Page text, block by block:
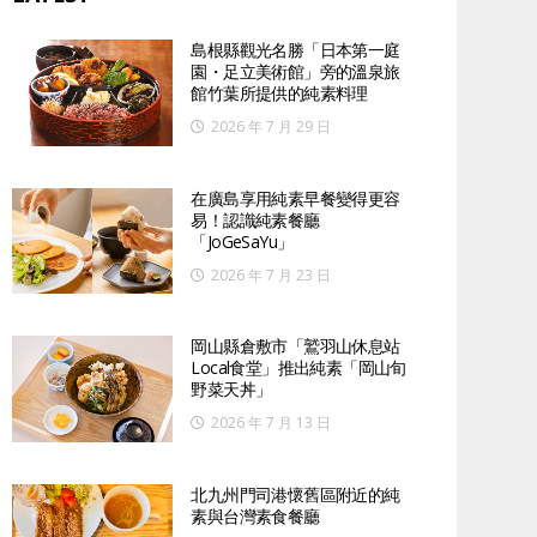
島根縣觀光名勝「日本第一庭
園・足立美術館」旁的溫泉旅
館竹葉所提供的純素料理
2026 年 7 月 29 日
在廣島享用純素早餐變得更容
易！認識純素餐廳
「JoGeSaYu」
2026 年 7 月 23 日
岡山縣倉敷市「鷲羽山休息站
Local食堂」推出純素「岡山旬
野菜天丼」
2026 年 7 月 13 日
北九州門司港懷舊區附近的純
素與台灣素食餐廳